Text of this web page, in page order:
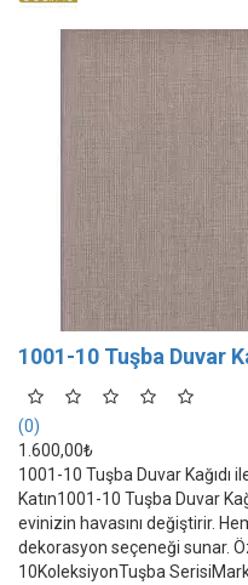
1001-10 Tuşba Duvar
(0)
1.600,00₺
1001-10 Tuşba Duvar Kağıdı
Katın1001-10 Tuşba Duvar
evinizin havasını değiştirir.
dekorasyon seçeneği sunar.
10KoleksiyonTuşba